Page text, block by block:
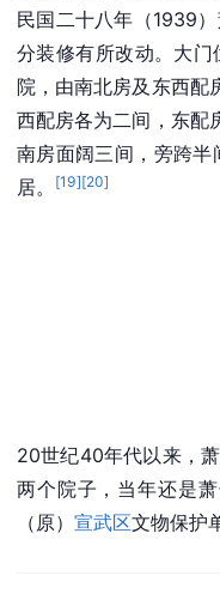
民国二十八年（1939
分装修有所改动。大
院，由南北房及东西配
西配房各为二间，东配
南房面阔三间，旁跨
居。
[19][20]
20世纪40年代以来，
两个院子，当年还是
（原） 宣武区文物保护